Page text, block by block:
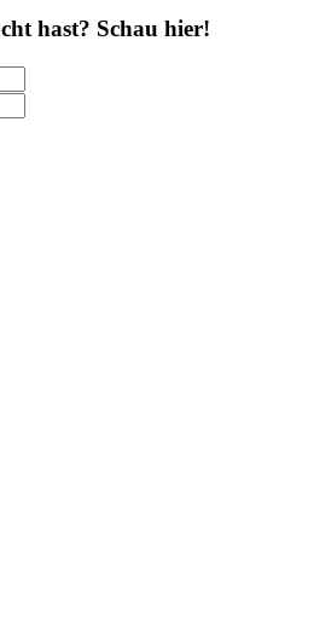
hast? Schau hier!